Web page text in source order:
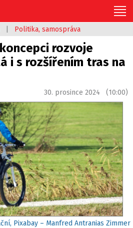
Politika, samospráva
rozvoje
i s rozšířením tras na
30. prosince 2024 (10:00)
Pixabay – Manfred Antranias Zimmer